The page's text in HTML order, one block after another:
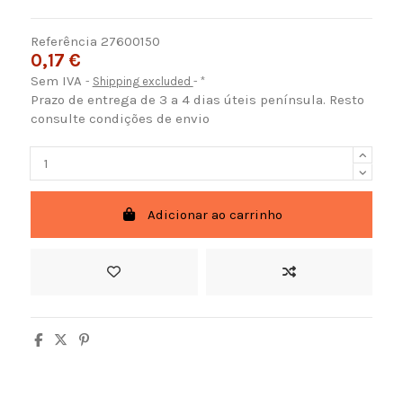
Referência 27600150
0,17 €
Sem IVA Shipping excluded *
Prazo de entrega de 3 a 4 dias úteis península. Resto
consulte condições de envio
Adicionar ao carrinho